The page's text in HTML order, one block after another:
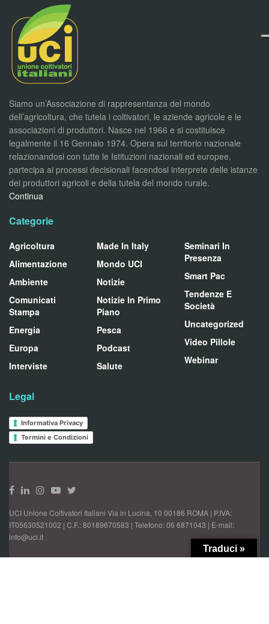
Siamo un’Associazione di rappresentanza del mondo
dell’agricoltura, che tutela i coltivatori, le aziende agricole e le
associazioni di produttori. Nasce nel 1966 e si costituisce
legalmente il 16 Gennaio 1974. Opera sul territorio nazionale
relazionandosi con tutte le Istituzioni nazionali ed europee,
partecipa ai processi decisionali facendosi interprete delle istanze
dei produttori agricoli e della tutela del mondo rurale.
Continua
Categorie
Agricoltura
Alimentazione
Ambiente
Comunicati
Stampa
Energia
Europa
Interviste
Made In Italy
Mondo UCI
Notizie
Notizie In Primo
Piano
Pesca
Podcast
Salute
Seminari In
Presenza
Smart Pac
Tendenze E
Società
Uncategorized
Video Pillole
Webinar
Legal
Informativa Privacy
Termini e Condizioni
UCI Unione Coltivatori Italiani Via in Lucina, 10 00186 ROMA | P.IVA:
IT05630521002 | C.F.: 80189670583 | Telefono: 06 6871043 | E-mail:
info@uci.it
Traduci »